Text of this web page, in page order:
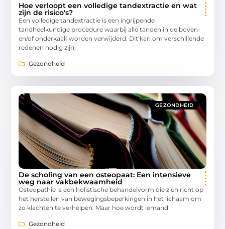
Hoe verloopt een volledige tandextractie en wat
zijn de risico's?
Een volledige tandextractie is een ingrijpende
tandheelkundige procedure waarbij alle tanden in de boven-
en/of onderkaak worden verwijderd. Dit kan om verschillende
redenen nodig zijn,
Gezondheid
GEZONDHEID
De scholing van een osteopaat: Een intensieve
weg naar vakbekwaamheid
Osteopathie is een holistische behandelvorm die zich richt op
het herstellen van bewegingsbeperkingen in het lichaam om
zo klachten te verhelpen. Maar hoe wordt iemand
Gezondheid